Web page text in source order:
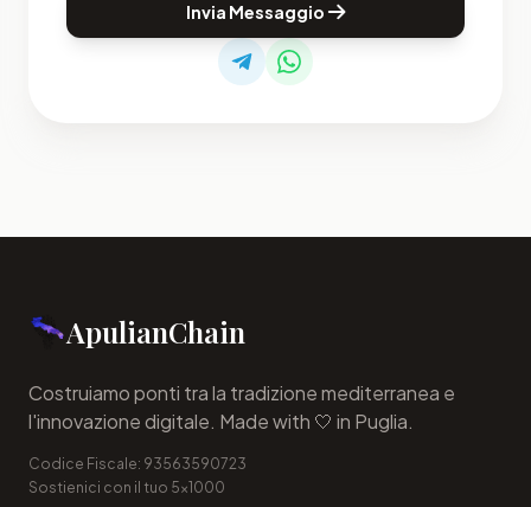
Invia Messaggio
ApulianChain
Costruiamo ponti tra la tradizione mediterranea e
l'innovazione digitale. Made with 🤍 in Puglia.
Codice Fiscale: 93563590723
Sostienici con il tuo 5x1000